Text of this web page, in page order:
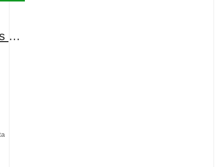
Forever Essential Oils Combo Pack